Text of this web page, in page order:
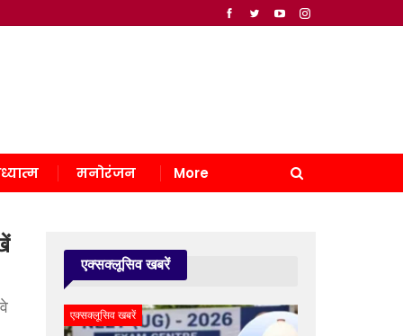
मनोरंजन More
एक्सक्लूसिव खबरें
एक्सक्लूसिव खबरें